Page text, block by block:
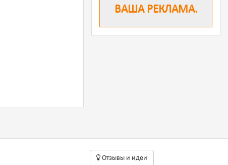
ВАША РЕКЛАМА.
Oтзывы и идеи